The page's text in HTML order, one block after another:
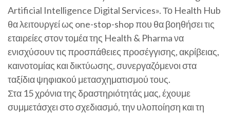
Artificial Intelligence Digital Services». Το Health Hub
θα λειτουργεί ως one-stop-shop που θα βοηθήσει τις
εταιρείες στον τομέα της Health & Pharma να
ενισχύσουν τις προσπάθειες προσέγγισης, ακρίβειας,
καινοτομίας και δικτύωσης, συνεργαζόμενοι στα
ταξίδια ψηφιακού μετασχηματισμού τους.
Στα 15 χρόνια της δραστηριότητάς μας, έχουμε
συμμετάσχει στο σχεδιασμό, την υλοποίηση και τη